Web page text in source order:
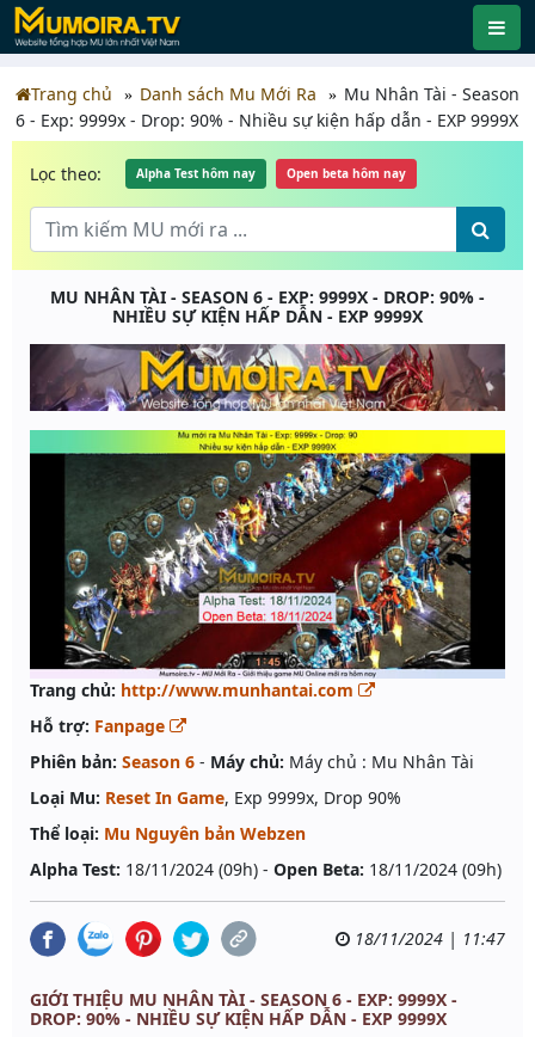
Trang chủ Danh sách Mu Mới Ra
Mu Nhân Tài - Season
6 - Exp: 9999x - Drop: 90% - Nhiều sự kiện hấp dẫn - EXP 9999X
Lọc theo: Alpha Test hôm nay Open beta hôm nay
MU NHÂN TÀI - SEASON 6 - EXP: 9999X - DROP: 90% -
NHIỀU SỰ KIỆN HẤP DẪN - EXP 9999X
Trang chủ: http://www.munhantai.com
Hỗ trợ: Fanpage
Phiên bản: Season 6 - Máy chủ: Máy chủ : Mu Nhân Tài
Loại Mu: Reset In Game, Exp 9999x, Drop 90%
Thể loại: Mu Nguyên bản Webzen
Alpha Test: 18/11/2024 (09h) - Open Beta: 18/11/2024 (09h)
18/11/2024 | 11:47
GIỚI THIỆU MU NHÂN TÀI - SEASON 6 - EXP: 9999X -
DROP: 90% - NHIỀU SỰ KIỆN HẤP DẪN - EXP 9999X